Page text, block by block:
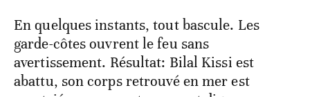
En quelques instants, tout bascule. Les
garde-côtes ouvrent le feu sans
avertissement. Résultat: Bilal Kissi est
abattu, son corps retrouvé en mer est